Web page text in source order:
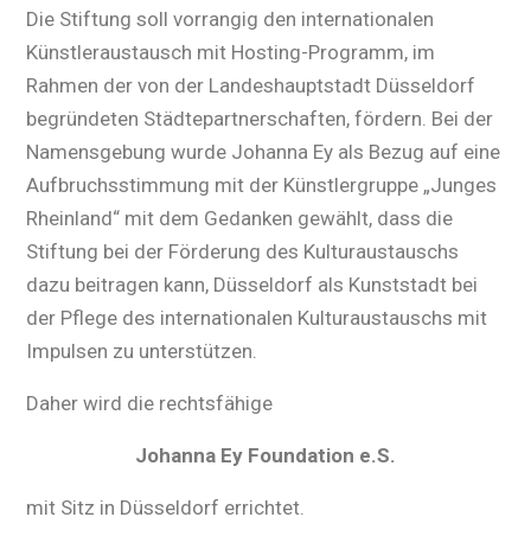
Die Stiftung soll vorrangig den internationalen
Künstleraustausch mit Hosting-Programm, im
Rahmen der von der Landeshauptstadt Düsseldorf
begründeten Städtepartnerschaften, fördern. Bei der
Namensgebung wurde Johanna Ey als Bezug auf eine
Aufbruchsstimmung mit der Künstlergruppe „Junges
Rheinland“ mit dem Gedanken gewählt, dass die
Stiftung bei der Förderung des Kulturaustauschs
dazu beitragen kann, Düsseldorf als Kunststadt bei
der Pflege des internationalen Kulturaustauschs mit
Impulsen zu unterstützen.
Daher wird die rechtsfähige
Johanna Ey Foundation e.S.
mit Sitz in Düsseldorf errichtet.